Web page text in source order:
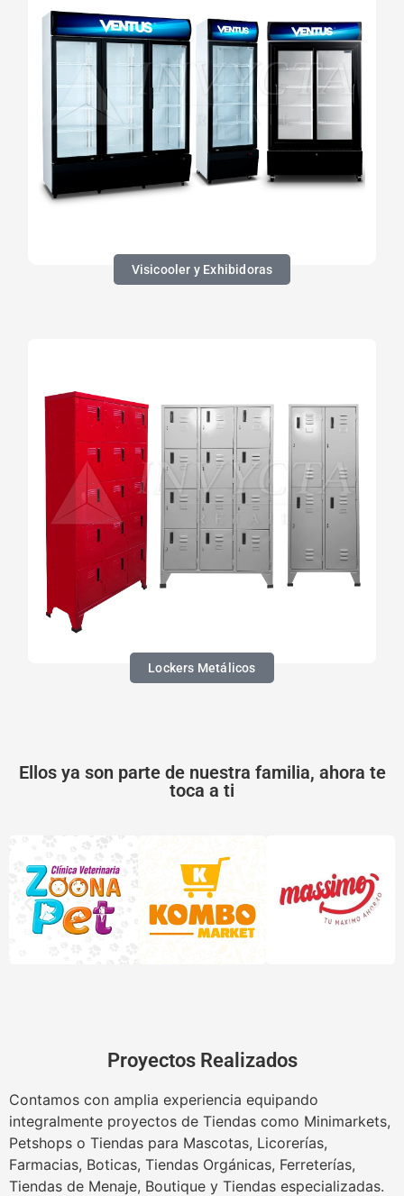
Visicooler y Exhibidoras
Lockers Metálicos
Ellos ya son parte de nuestra familia, ahora te
toca a ti
Proyectos Realizados
Contamos con amplia experiencia equipando
integralmente proyectos de Tiendas como Minimarkets,
Petshops o Tiendas para Mascotas, Licorerías,
Farmacias, Boticas, Tiendas Orgánicas, Ferreterías,
Tiendas de Menaje, Boutique y Tiendas especializadas.